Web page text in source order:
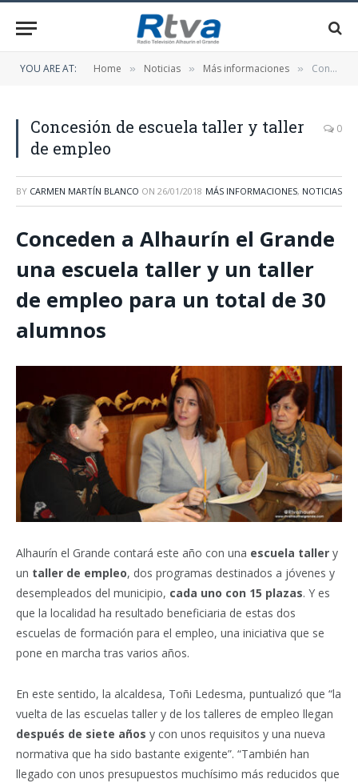
YOU ARE AT: Home » Noticias » Más informaciones » Concesión de escuela taller y taller de empleo
Concesión de escuela taller y taller
de empleo
0
BY CARMEN MARTÍN BLANCO ON 26/01/2018 MÁS INFORMACIONES, NOTICIAS
Conceden a Alhaurín el Grande
una escuela taller y un taller
de empleo para un total de 30
alumnos
Alhaurín el Grande contará este año con una escuela taller y
un taller de empleo, dos programas destinados a jóvenes y
desempleados del municipio, cada uno con 15 plazas. Y es
que la localidad ha resultado beneficiaria de estas dos
escuelas de formación para el empleo, una iniciativa que se
pone en marcha tras varios años.
En este sentido, la alcaldesa, Toñi Ledesma, puntualizó que “la
vuelta de las escuelas taller y de los talleres de empleo llegan
después de siete años y con unos requisitos y una nueva
normativa que ha sido bastante exigente”. “También han
llegado con unos presupuestos muchísimo más reducidos que